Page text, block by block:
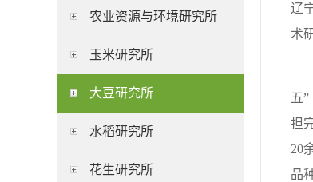
农业资源与环境研究所
玉米研究所
大豆研究所
水稻研究所
花生研究所
辽
术
五
担
20
品